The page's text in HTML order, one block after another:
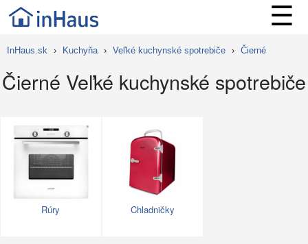
☰
InHaus.sk › Kuchyňa › Veľké kuchynské spotrebiče › Čierné
Čierné Veľké kuchynské spotrebiče
Rúry Chladničky